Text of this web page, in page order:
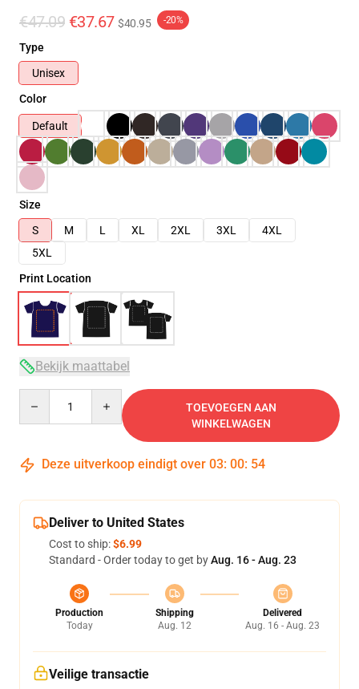
€47.09 €37.67 $40.95 -20%
Type
Unisex
Color
Default
Size
S
M L XL 2XL 3XL
4XL
5XL
Print Location
Bekijk maattabel
TOEVOEGEN AAN
WINKELWAGEN
Deze uitverkoop eindigt over 03: 00: 54
Deliver to United States
Cost to ship:$6.99
Standard - Order today to get byAug. 16 - Aug. 23
Production
Today
Shipping
Aug. 12
Delivered
Aug. 16 - Aug. 23
Veilige transactie